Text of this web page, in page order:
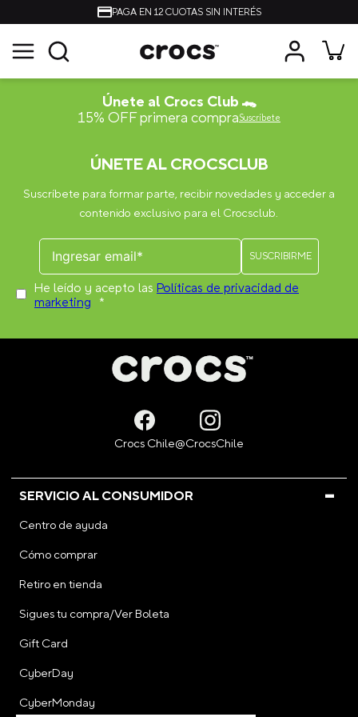
PAGA EN 12 CUOTAS SIN INTERÉS
Únete al Crocs Club 🐊
15% OFF primera compraSuscríbete
ÚNETE AL CROCSCLUB
Suscríbete para formar parte, recibir novedades y acceder a
contenido exclusivo para el Crocsclub.
He leído y acepto las Políticas de privacidad de
marketing *
SERVICIO AL CONSUMIDOR
Centro de ayuda
Cómo comprar
Retiro en tienda
Sigues tu compra/Ver Boleta
Gift Card
CyberDay
CyberMonday